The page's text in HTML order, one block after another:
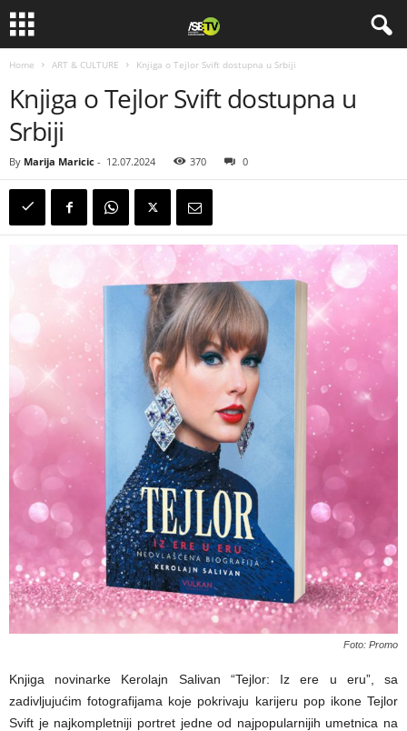
Home ART & CULTURE Knjiga o Tejlor Svift dostupna u Srbiji
Knjiga o Tejlor Svift dostupna u
Srbiji
By Marija Maricic - 12.07.2024 370 0
Foto: Promo
Knjiga novinarke Kerolajn Salivan “Tejlor: Iz ere u eru”, sa
zadivljujućim fotografijama koje pokrivaju karijeru pop ikonе Tejlor
Svift je najkompletniji portret jedne od najpopularnijih umetnica na